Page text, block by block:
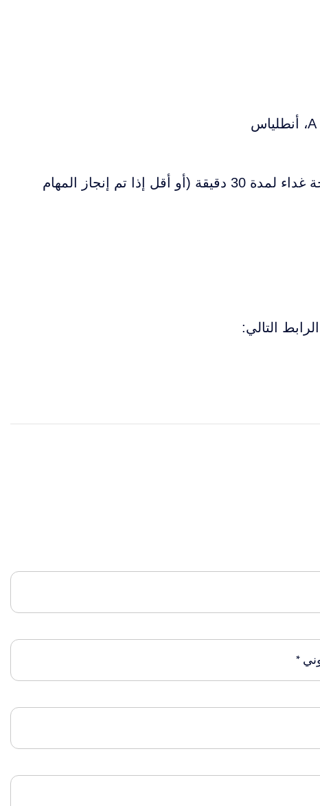
ساعات العمل: لا تقل عن 45 ساعة أسبوعياً مع استراحة غداء لمدة 30 دقيقة (أو أقل إذا تم إنجاز المهام
التالي: